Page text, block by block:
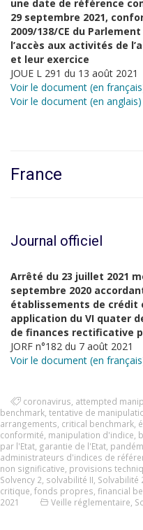
une date de référence
29 septembre 2021,
2009/138/CE du
l’accès aux activités de
et leur exercice
JOUE L 291 du 13 août 2021
Voir le document (en
Voir le document (en
France
Journal officiel
Arrêté du 23 juillet 2021
septembre 2020
établissements de crédit
application du VI quater
de finances rectificative
JORF n°182 du 7 août 2021
Voir le document (en
coronavirus attempted
benchmark tentative de
arrangements critical benchmark
conformité manipulation d'indice
par l'Etat garantie de l'Etat
administrateurs d'indices de
non significative provisions
Solvency 2 solvabilité II Solvabilité
critique fonds propres financial
2021
Veille réglementaire